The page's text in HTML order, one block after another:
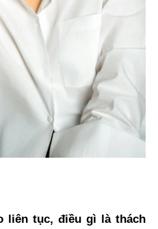
liên tục, điều gì là thách